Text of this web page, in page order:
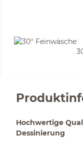
Hochwertige
Dessinierung